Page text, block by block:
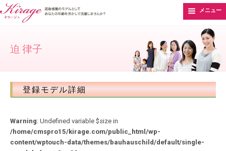
メニュー
迫 律子
登録モデル詳細
Warning: Undefined variable $size in
/home/cmspro15/kirage.com/public_html/wp-
content/wptouch-data/themes/bauhauschild/default/single-